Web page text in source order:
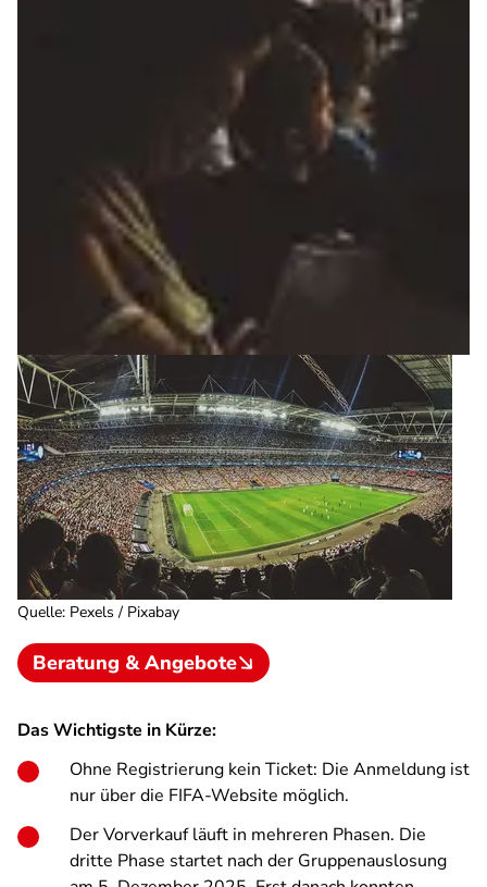
Quelle: Pexels / Pixabay
Beratung & Angebote
Das Wichtigste in Kürze:
Ohne Registrierung kein Ticket: Die Anmeldung ist
nur über die FIFA-Website möglich.
Der Vorverkauf läuft in mehreren Phasen. Die
dritte Phase startet nach der Gruppenauslosung